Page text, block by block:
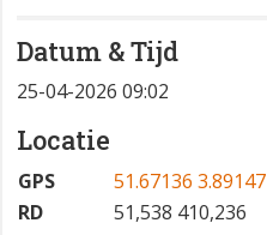
Datum & Tijd
25-04-2026 09:02
Locatie
GPS
51.67136 3.89147
RD
51,538 410,236